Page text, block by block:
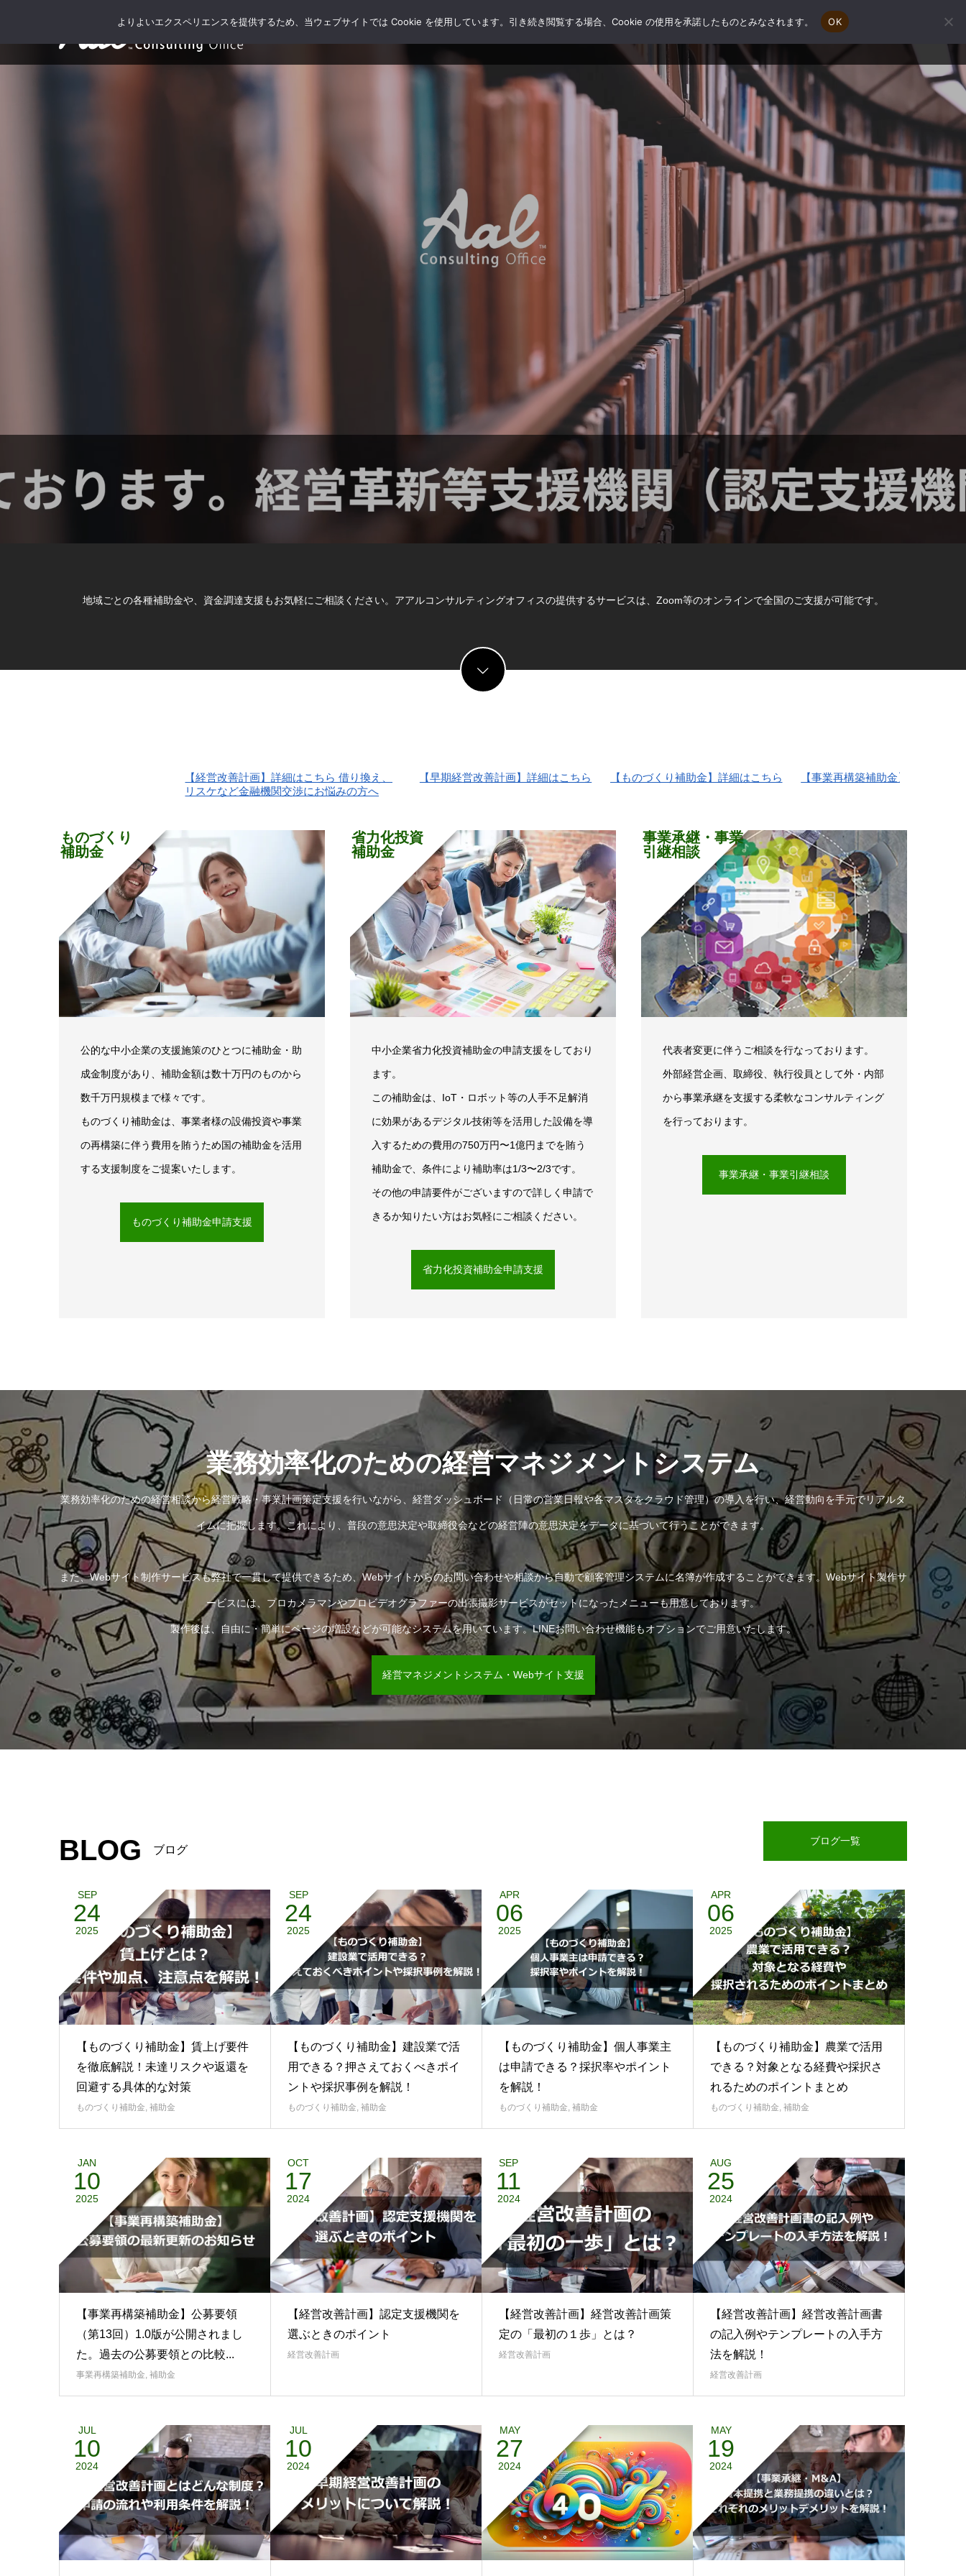
お問い合わせ
地域ごとの各種補助金や、資金調達支援もお気軽にご相談ください。アアルコンサルティングオフィスの提供するサービスは、Zoom等のオンラインで全国のご支援が可能です。
【経営改善計画】詳細はこちら 借り換え、
リスケなど金融機関交渉にお悩みの方へ
【早期経営改善計画】詳細はこちら 【ものづくり補助金】詳細はこちら 【事業再構築補助金】詳細はこちら
【対応地域・
ものづくり
補助金
公的な中小企業の支援施策のひとつに補助金・助
成金制度があり、補助金額は数十万円のものから
数千万円規模まで様々です。
ものづくり補助金は、事業者様の設備投資や事業
の再構築に伴う費用を賄うため国の補助金を活用
する支援制度をご提案いたします。
ものづくり補助金申請支援
省力化投資
補助金
中小企業省力化投資補助金の申請支援をしており
ます。
この補助金は、IoT・ロボット等の人手不足解消
に効果があるデジタル技術等を活用した設備を導
入するための費用の750万円〜1億円までを賄う
補助金で、条件により補助率は1/3〜2/3です。
その他の申請要件がございますので詳しく申請で
きるか知りたい方はお気軽にご相談ください。
省力化投資補助金申請支援
事業承継・事業
引継相談
代表者変更に伴うご相談を行なっております。
外部経営企画、取締役、執行役員として外・内部
から事業承継を支援する柔軟なコンサルティング
を行っております。
事業承継・事業引継相談
業務効率化のための経営マネジメントシステム
業務効率化のための経営相談から経営戦略・事業計画策定支援を行いながら、経営ダッシュボード（日常の営業日報や各マスタをクラウド管理）の導入を行い、経営動向を手元でリアルタ
イムに把握します。これにより、普段の意思決定や取締役会などの経営陣の意思決定をデータに基づいて行うことができます。
また、Webサイト制作サービスも弊社で一貫して提供できるため、Webサイトからのお問い合わせや相談から自動で顧客管理システムに名簿が作成することができます。Webサイト製作サ
ービスには、プロカメラマンやプロビデオグラファーの出張撮影サービスがセットになったメニューも用意しております。
製作後は、自由に・簡単にページの増設などが可能なシステムを用いています。LINEお問い合わせ機能もオプションでご用意いたします。
経営マネジメントシステム・Webサイト支援
BLOG ブログ
SEP
24
2025
【ものづくり補助金】賃上げ要件
を徹底解説！未達リスクや返還を
回避する具体的な対策
ものづくり補助金, 補助金
SEP
24
2025
【ものづくり補助金】建設業で活
用できる？押さえておくべきポイ
ントや採択事例を解説！
ものづくり補助金, 補助金
APR
06
2025
【ものづくり補助金】個人事業主
は申請できる？採択率やポイント
を解説！
ものづくり補助金, 補助金
APR
06
2025
【ものづくり補助金】農業で活用
できる？対象となる経費や採択さ
れるためのポイントまとめ
ものづくり補助金, 補助金
JAN
10
2025
【事業再構築補助金】公募要領
（第13回）1.0版が公開されまし
た。過去の公募要領との比較...
事業再構築補助金, 補助金
OCT
17
2024
【経営改善計画】認定支援機関を
選ぶときのポイント
経営改善計画
SEP
11
2024
【経営改善計画】経営改善計画策
定の「最初の１歩」とは？
経営改善計画
AUG
25
2024
【経営改善計画】経営改善計画書
の記入例やテンプレートの入手方
法を解説！
経営改善計画
JUL
10
2024
JUL
10
2024
MAY
27
2024
MAY
19
2024
ブログ一覧
よりよいエクスペリエンスを提供するため、当ウェブサイトでは Cookie を使用しています。引き続き閲覧する場合、Cookie の使用を承諾したものとみなされます。 OK